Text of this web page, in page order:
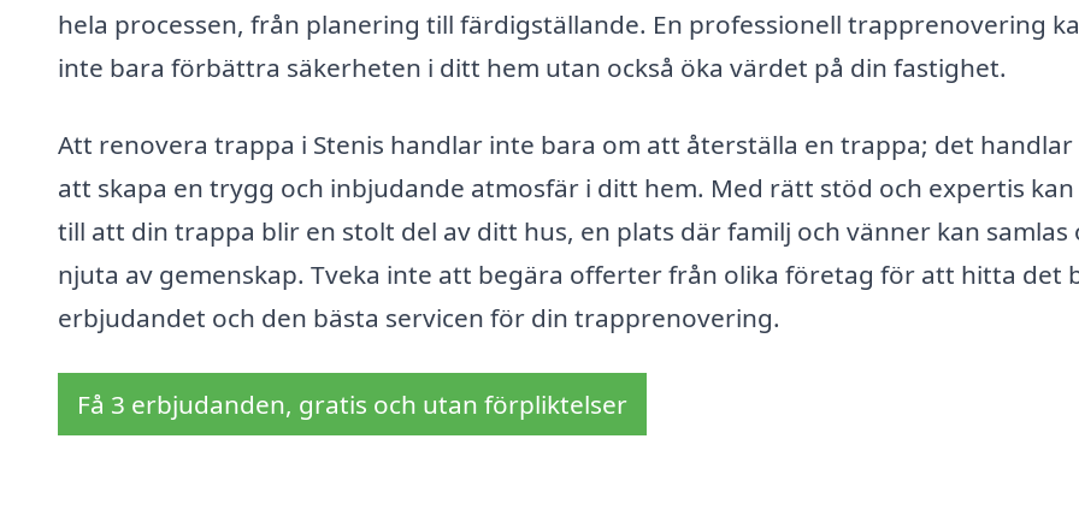
hela processen, från planering till färdigställande. En professionell trapprenovering
inte bara förbättra säkerheten i ditt hem utan också öka värdet på din fastighet.
Att renovera trappa i Stenis handlar inte bara om att återställa en trappa; det handlar
att skapa en trygg och inbjudande atmosfär i ditt hem. Med rätt stöd och expertis kan
till att din trappa blir en stolt del av ditt hus, en plats där familj och vänner kan samlas
njuta av gemenskap. Tveka inte att begära offerter från olika företag för att hitta det
erbjudandet och den bästa servicen för din trapprenovering.
Få 3 erbjudanden, gratis och utan förpliktelser